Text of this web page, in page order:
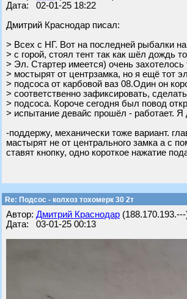
Дата: 02-01-25 18:22
Дмитрий Краснодар писал:
> Всех с НГ. Вот на последней рыбалки
> с горой, стоял тент так как шёл дождь
> Эл. Стартер имеется) очень
> мостырят от центрзамка, но я ещё тот
> подсоса от карбовой ваз 08.Один он
> соответственно зафиксировать,
> подсоса. Короче сегодня был повод
> испытание девайс прошёл - работает. Я
-поддержу, механически тоже вариант.
мастырят не от центрального замка а с
ставят кнопку, одно короткое нажатие
Re: Подсос - колхоз тохомерк 30 2т
Автор: Дмитрий Краснодар (188.170.193.---
Дата: 03-01-25 00:13